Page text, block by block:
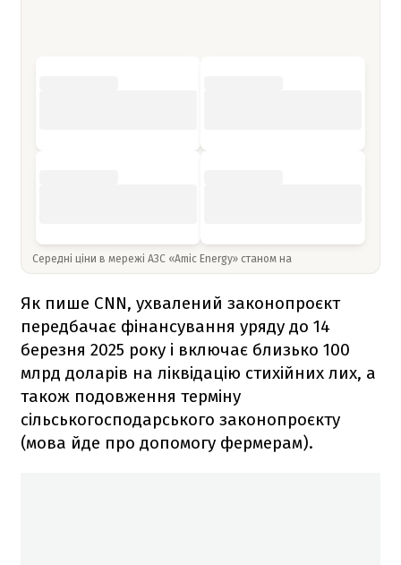
Середні ціни в мережі АЗС «Amic Energy» станом на
Як пише CNN, ухвалений законопроєкт
передбачає фінансування уряду до 14
березня 2025 року і включає близько 100
млрд доларів на ліквідацію стихійних лих, а
також подовження терміну
сільськогосподарського законопроєкту
(мова йде про допомогу фермерам).